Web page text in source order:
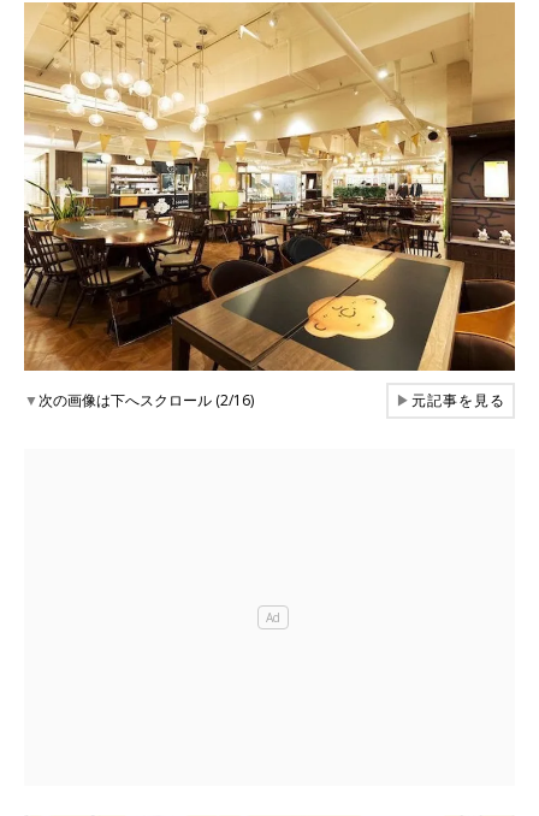
▼次の画像は下へスクロール (2/16) ▶元記事を見る